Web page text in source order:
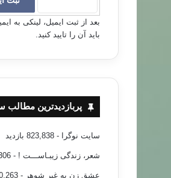
بعد از ثبت ایمیل، لینکی به
باید آن را تایید کنید.
پربازدیدترین مطالب
سایت نوگرا - 823,838 بازدید
شعر، زندگی زیبـاســـت ! - 485,306 بازدید
عشق زن به غیر شوهر - 280,263 بازدید